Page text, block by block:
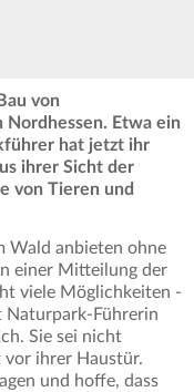
von
Etwa ein
hat jetzt ihr
ihrer Sicht der
von Tieren und
Wald anbieten ohne
einer Mitteilung der
viele Möglichkeiten -
Naturpark-Führerin
Sie sei nicht
vor ihrer Haustür.
und hoffe, dass